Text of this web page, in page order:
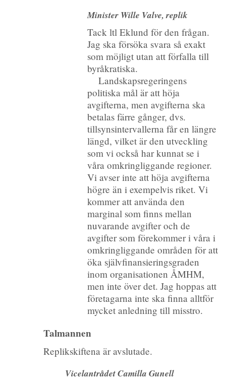
Minister Wille Valve, replik
Tack ltl Eklund för den frågan.
Jag ska försöka svara så exakt
som möjligt utan att förfalla till
byråkratiska.
Landskapsregeringens
politiska mål är att höja
avgifterna, men avgifterna ska
betalas färre gånger, dvs.
tillsynsintervallerna får en längre
längd, vilket är den utveckling
som vi också har kunnat se i
våra omkringliggande regioner.
Vi avser inte att höja avgifterna
högre än i exempelvis riket. Vi
kommer att använda den
marginal som finns mellan
nuvarande avgifter och de
avgifter som förekommer i våra i
omkringliggande områden för att
öka självfinansieringsgraden
inom organisationen ÅMHM,
men inte över det. Jag hoppas att
företagarna inte ska finna alltför
mycket anledning till misstro.
Talmannen
Replikskiftena är avslutade.
Vicelantrådet Camilla Gunell